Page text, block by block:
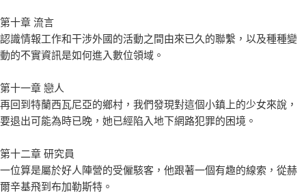
第十章 流言
認識情報工作和干涉外國的活動之間由來已久的聯繫，以及種種變
動的不實資訊是如何進入數位領域。
第十一章 戀人
再回到特蘭西瓦尼亞的鄉村，我們發現對這個小鎮上的少女來說，
要退出可能為時已晚，她已經陷入地下網路犯罪的困境。
第十二章 研究員
一位算是屬於好人陣營的受僱駭客，他跟著一個有趣的線索，從赫
爾辛基飛到布加勒斯特。